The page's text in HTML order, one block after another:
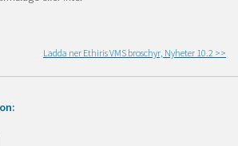
Ladda ner Ethiris VMS broschyr, Nyheter 10.2 >>